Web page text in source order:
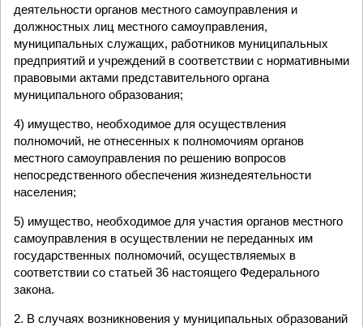
деятельности органов местного самоуправления и
должностных лиц местного самоуправления,
муниципальных служащих, работников муниципальных
предприятий и учреждений в соответствии с нормативными
правовыми актами представительного органа
муниципального образования;
4) имущество, необходимое для осуществления
полномочий, не отнесенных к полномочиям органов
местного самоуправления по решению вопросов
непосредственного обеспечения жизнедеятельности
населения;
5) имущество, необходимое для участия органов местного
самоуправления в осуществлении не переданных им
государственных полномочий, осуществляемых в
соответствии со статьей 36 настоящего Федерального
закона.
2. В случаях возникновения у муниципальных образований